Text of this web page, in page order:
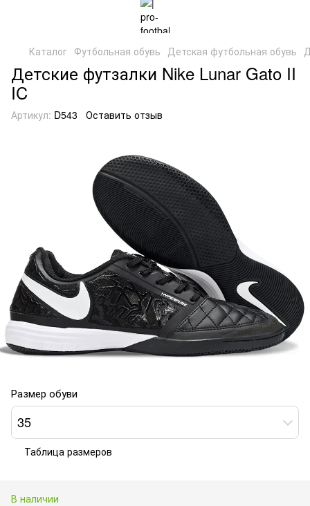
Каталог Футбольная обувь Детская футбольная обувь
Детские футзалки Nike Lunar Gato II
IC
Артикул: D543 Оставить отзыв
Размер обуви
35
Таблица размеров
В наличии